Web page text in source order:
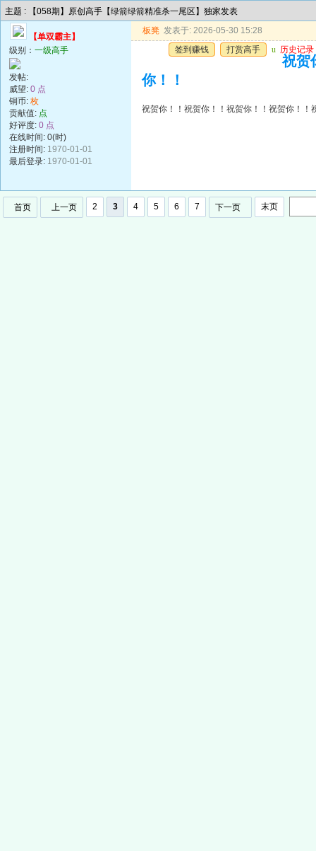
主题 : 【058期】原创高手【绿箭绿箭精准杀一尾区】独家发表
【单双霸主】
级别： 一级高手
发帖:
威望: 0 点
铜币: 枚
贡献值: 点
好评度: 0 点
在线时间: 0(时)
注册时间: 1970-01-01
最后登录: 1970-01-01
板凳 发表于: 2026-05-30 15:28
签到赚钱
打赏高手 u 历史记录
祝贺
你！！
祝贺你！！祝贺你！！祝贺你！！祝贺你！！
首页 上一页 2 3 4 5 6 7 下一页 末页